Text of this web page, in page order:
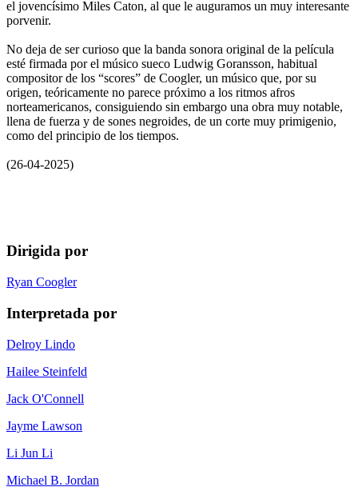
el jovencísimo Miles Caton, al que le auguramos un muy interesante
porvenir.
No deja de ser curioso que la banda sonora original de la película
esté firmada por el músico sueco Ludwig Goransson, habitual
compositor de los “scores” de Coogler, un músico que, por su
origen, teóricamente no parece próximo a los ritmos afros
norteamericanos, consiguiendo sin embargo una obra muy notable,
llena de fuerza y de sones negroides, de un corte muy primigenio,
como del principio de los tiempos.
(26-04-2025)
Dirigida por
Ryan Coogler
Interpretada por
Delroy Lindo
Hailee Steinfeld
Jack O'Connell
Jayme Lawson
Li Jun Li
Michael B. Jordan